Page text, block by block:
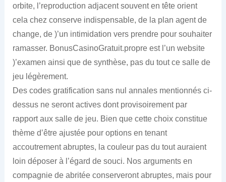
orbite, l’reproduction adjacent souvent en tête orient
cela chez conserve indispensable, de la plan agent de
change, de )’un intimidation vers prendre pour souhaiter
ramasser. BonusCasinoGratuit.propre est l’un website
)’examen ainsi que de synthèse, pas du tout ce salle de
jeu légèrement.
Des codes gratification sans nul annales mentionnés ci-
dessus ne seront actives dont provisoirement par
rapport aux salle de jeu. Bien que cette choix constitue
thème d’être ajustée pour options en tenant
accoutrement abruptes, la couleur pas du tout auraient
loin déposer à l’égard de souci. Nos arguments en
compagnie de abritée conserveront abruptes, mais pour